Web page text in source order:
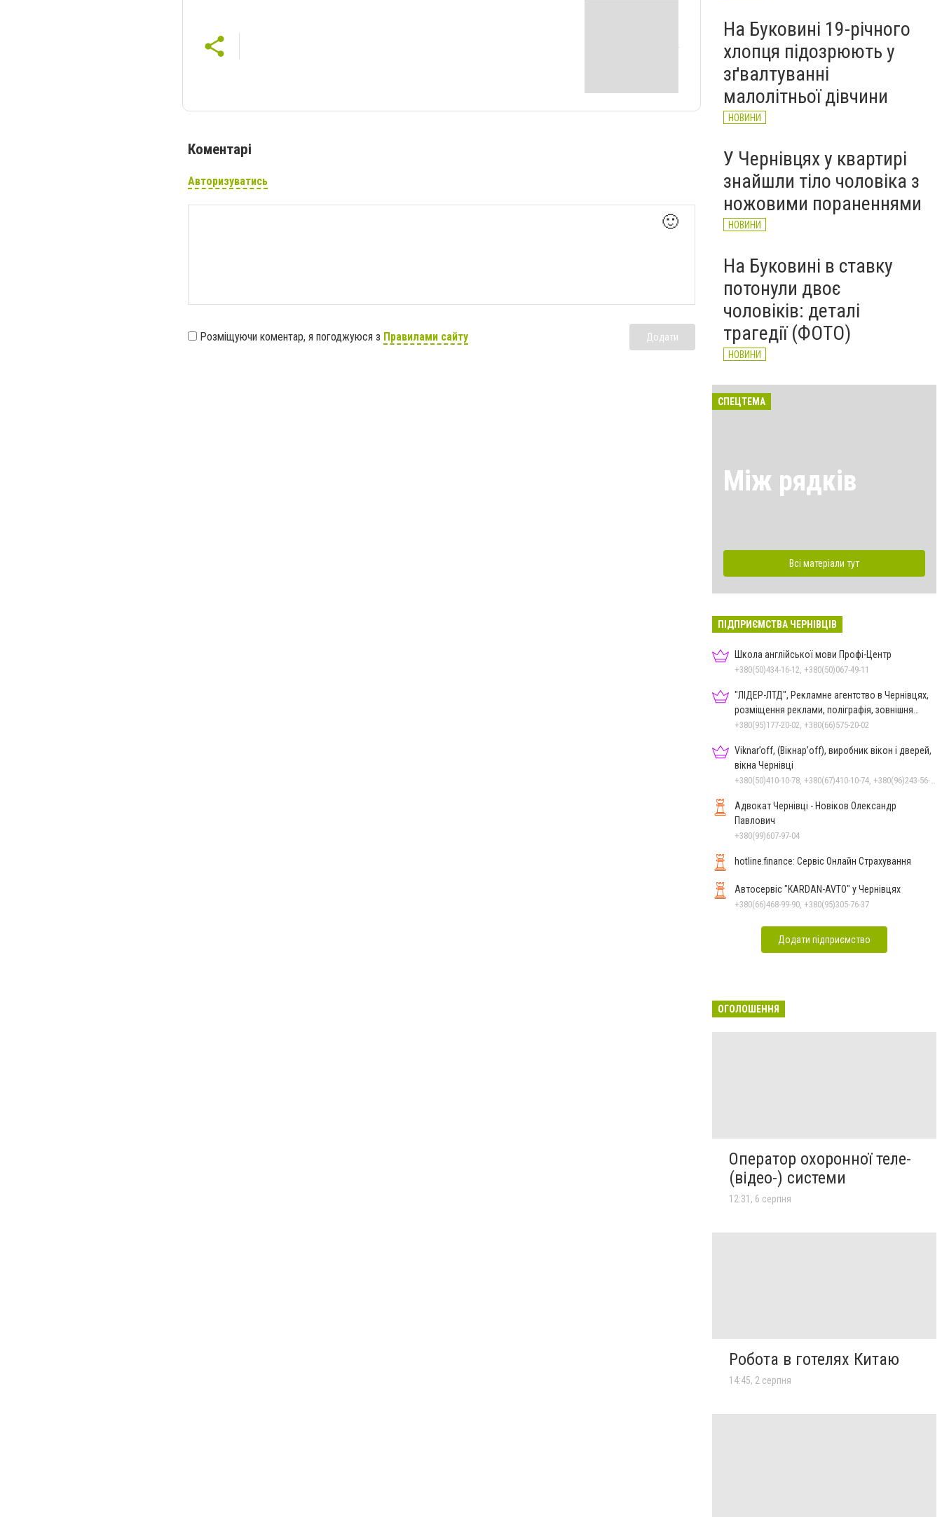
Коментарі
Авторизуватись
🙂
Розміщуючи коментар, я погоджуюся з Правилами сайту Додати
На Буковині 19-річного
хлопця підозрюють у
зґвалтуванні
малолітньої дівчини
НОВИНИ
У Чернівцях у квартирі
знайшли тіло чоловіка з
ножовими пораненнями
НОВИНИ
На Буковині в ставку
потонули двоє
чоловіків: деталі
трагедії (ФОТО)
НОВИНИ
СПЕЦТЕМА
Між рядків
Всі матеріали тут
ПІДПРИЄМСТВА ЧЕРНІВЦІВ
Школа англійської мови Профі-Центр
+380(50)434-16-12, +380(50)067-49-11
"ЛІДЕР-ЛТД", Рекламне агентство в Чернівцях,
розміщення реклами, поліграфія, зовнішня
реклама
+380(95)177-20-02, +380(66)575-20-02
Viknar’off, (Вікнар’off), виробник вікон і дверей,
вікна Чернівці
Адвокат Чернівці - Новіков Олександр
Павлович
+380(99)607-97-04
hotline.finance: Сервіс Онлайн Страхування
Автосервіс "KARDAN-AVTO" у Чернівцях
+380(66)468-99-90, +380(95)305-76-37
Додати підприємство
ОГОЛОШЕННЯ
Оператор охоронної теле-
(відео-) системи
12:31, 6 серпня
Робота в готелях Китаю
14:45, 2 серпня